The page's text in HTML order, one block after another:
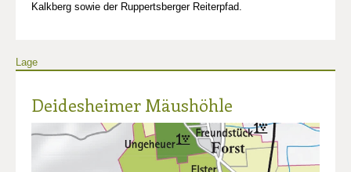
Kalkberg sowie der Ruppertsberger Reiterpfad.
Lage
Deidesheimer Mäushöhle